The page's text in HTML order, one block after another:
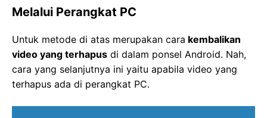
Melalui Perangkat PC
Untuk metode di atas merupakan cara kembalikan
video yang terhapus di dalam ponsel Android. Nah,
cara yang selanjutnya ini yaitu apabila video yang
terhapus ada di perangkat PC.